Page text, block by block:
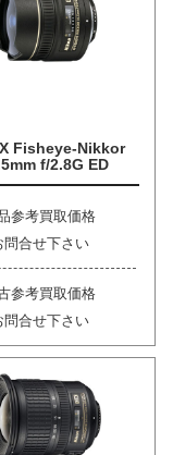
Fisheye-Nikkor
f/2.8G ED
参考買取価格
問合せ下さい
参考買取価格
問合せ下さい